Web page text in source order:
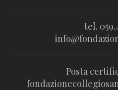
tel.
Posta